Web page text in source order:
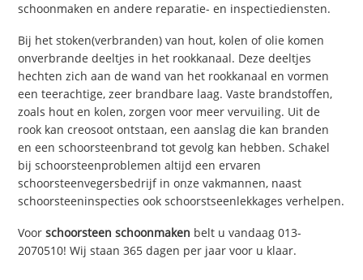
schoonmaken en andere reparatie- en inspectiediensten.
Bij het stoken(verbranden) van hout, kolen of olie komen
onverbrande deeltjes in het rookkanaal. Deze deeltjes
hechten zich aan de wand van het rookkanaal en vormen
een teerachtige, zeer brandbare laag. Vaste brandstoffen,
zoals hout en kolen, zorgen voor meer vervuiling. Uit de
rook kan creosoot ontstaan, een aanslag die kan branden
en een schoorsteenbrand tot gevolg kan hebben. Schakel
bij schoorsteenproblemen altijd een ervaren
schoorsteenvegersbedrijf in onze vakmannen, naast
schoorsteeninspecties ook schoorstseenlekkages verhelpen.
Voorschoorsteen schoonmaken belt u vandaag 013-
2070510! Wij staan 365 dagen per jaar voor u klaar.